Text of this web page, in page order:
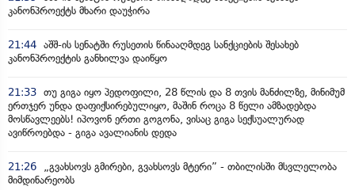
კანონპროექტს მხარი დაუჭირა
21:44 აშშ-ის სენატში რუსეთის წინააღმდეგ სანქციების შესახებ
კანონპროექტის განხილვა დაიწყო
21:33 თუ გიგა იყო პედოფილი, 28 წლის და 8 თვის მანძილზე, მინიმუმ
ერთჯერ უნდა დაფიქსირებულიყო, მაშინ როცა 8 წელი ამზადებდა
მოსწავლეებს! იპოვონ ერთი გოგონა, ვისაც გიგა სექსუალურად
ავიწროებდა - გიგა ავალიანის დედა
21:26
„გვახსოვს გმირები, გვახსოვს მტერი” - თბილისში მსვლელობა
მიმდინარეობს